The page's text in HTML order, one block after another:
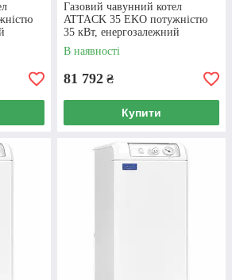
Газовий чавунний котел
ATTACK 35 EKO потужністю
35 кВт, енергозалежний
В наявності
81 792 ₴
Купити